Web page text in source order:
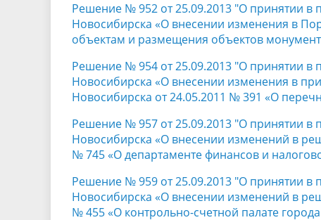
Решение № 952 от 25.09.2013 "О принятии в
Новосибирска «О внесении изменения в
объектам и размещения объектов
Решение № 954 от 25.09.2013 "О принятии в
Новосибирска «О внесении изменения в
Новосибирска от 24.05.2011 № 391 «О
Решение № 957 от 25.09.2013 "О принятии в
Новосибирска «О внесении изменений в
№ 745 «О департаменте финансов и
Решение № 959 от 25.09.2013 "О принятии в
Новосибирска «О внесении изменений в
№ 455 «О контрольно-счетной палате